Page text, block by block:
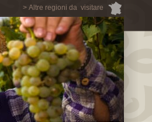
> Altre regioni da visitare